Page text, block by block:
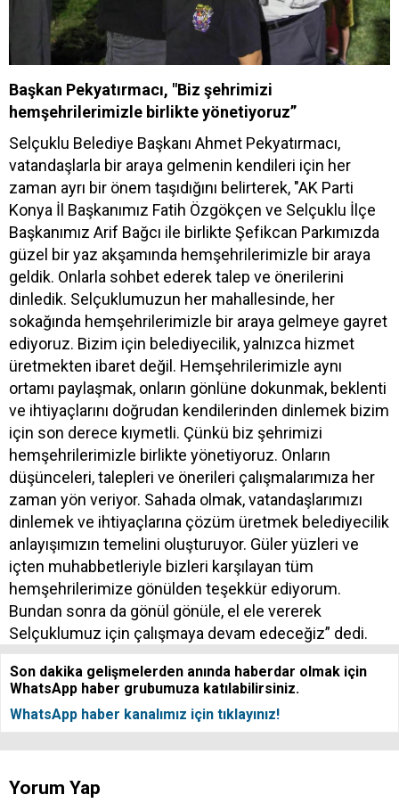
Başkan Pekyatırmacı, "Biz şehrimizi
hemşehrilerimizle birlikte yönetiyoruz”
Selçuklu Belediye Başkanı Ahmet Pekyatırmacı,
vatandaşlarla bir araya gelmenin kendileri için her
zaman ayrı bir önem taşıdığını belirterek, "AK Parti
Konya İl Başkanımız Fatih Özgökçen ve Selçuklu İlçe
Başkanımız Arif Bağcı ile birlikte Şefikcan Parkımızda
güzel bir yaz akşamında hemşehrilerimizle bir araya
geldik. Onlarla sohbet ederek talep ve önerilerini
dinledik. Selçuklumuzun her mahallesinde, her
sokağında hemşehrilerimizle bir araya gelmeye gayret
ediyoruz. Bizim için belediyecilik, yalnızca hizmet
üretmekten ibaret değil. Hemşehrilerimizle aynı
ortamı paylaşmak, onların gönlüne dokunmak, beklenti
ve ihtiyaçlarını doğrudan kendilerinden dinlemek bizim
için son derece kıymetli. Çünkü biz şehrimizi
hemşehrilerimizle birlikte yönetiyoruz. Onların
düşünceleri, talepleri ve önerileri çalışmalarımıza her
zaman yön veriyor. Sahada olmak, vatandaşlarımızı
dinlemek ve ihtiyaçlarına çözüm üretmek belediyecilik
anlayışımızın temelini oluşturuyor. Güler yüzleri ve
içten muhabbetleriyle bizleri karşılayan tüm
hemşehrilerimize gönülden teşekkür ediyorum.
Bundan sonra da gönül gönüle, el ele vererek
Selçuklumuz için çalışmaya devam edeceğiz” dedi.
Son dakika gelişmelerden anında haberdar olmak için
WhatsApp haber grubumuza katılabilirsiniz.
WhatsApp haber kanalımız için tıklayınız!
Yorum Yap